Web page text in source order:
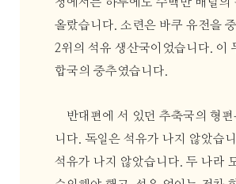
정에서는 하루에도 수백만 배럴의
올랐습니다. 소련은 바쿠 유전을
2위의 석유 생산국이었습니다. 이
합국의 중추였습니다.
반대편에 서 있던 추축국의 형
니다. 독일은 석유가 나지 않았습
석유가 나지 않았습니다. 두 나라